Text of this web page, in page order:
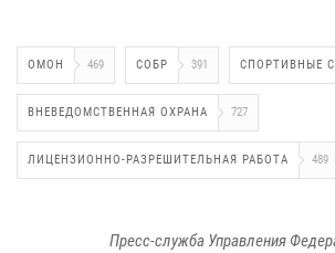
ОМОН 469 СОБР 391 СПОРТИВНЫЕ
ВНЕВЕДОМСТВЕННАЯ ОХРАНА 727
ЛИЦЕНЗИОННО-РАЗРЕШИТЕЛЬНАЯ РАБОТА 489
Пресс-служба Управления